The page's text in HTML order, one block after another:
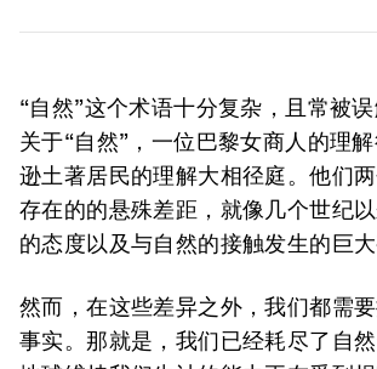
“自然”这个术语十分复杂，且常被误
关于“自然”，一位巴黎女商人的理
逊土著居民的理解大相径庭。他们
存在的的悬殊差距，就像几个世纪
的态度以及与自然的接触发生的巨大
然而，在这些差异之外，我们都需
事实。那就是，我们已经耗尽了自